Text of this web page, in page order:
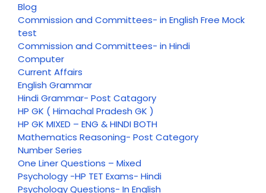
Blog
Commission and Committees- in English Free Mock
test
Commission and Committees- in Hindi
Computer
Current Affairs
English Grammar
Hindi Grammar- Post Catagory
HP GK ( Himachal Pradesh GK )
HP GK MIXED – ENG & HINDI BOTH
Mathematics Reasoning- Post Category
Number Series
One Liner Questions – Mixed
Psychology -HP TET Exams- Hindi
Psychology Questions- In English